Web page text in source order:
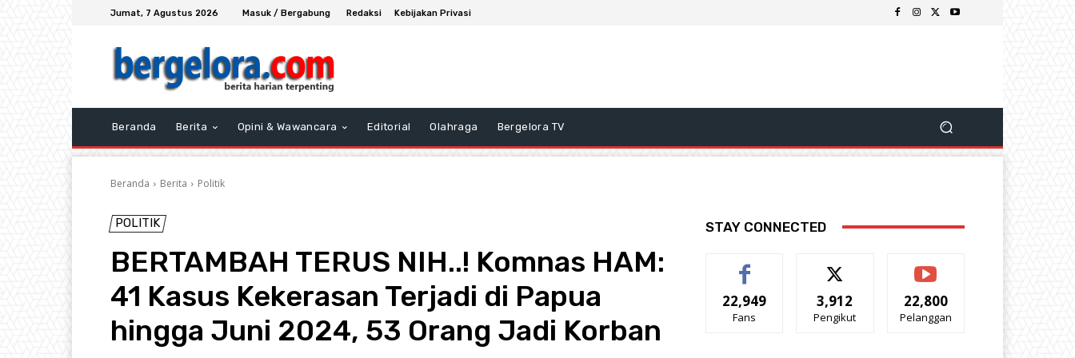
Jumat, 7 Agustus 2026 Masuk / Bergabung Redaksi Kebijakan Privasi
Beranda Berita Opini & Wawancara Editorial Olahraga Bergelora TV
Beranda Berita Politik
POLITIK
BERTAMBAH TERUS NIH..! Komnas HAM:
41 Kasus Kekerasan Terjadi di Papua
hingga Juni 2024, 53 Orang Jadi Korban
STAY CONNECTED
22,949
Fans
3,912
Pengikut
22,800
Pelanggan